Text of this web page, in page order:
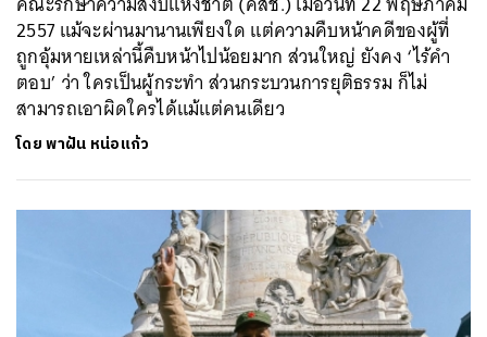
2557 แม้จะผ่านมานานเพียงใด แต่ความคืบหน้าคดีของผู้ที่
ถูกอุ้มหายเหล่านี้คืบหน้าไปน้อยมาก ส่วนใหญ่ ยังคง ‘ไร้คำ
ตอบ’ ว่า ใครเป็นผู้กระทำ ส่วนกระบวนการยุติธรรม ก็ไม่
สามารถเอาผิดใครได้แม้แต่คนเดียว
โดยพาฝัน หน่อแก้ว